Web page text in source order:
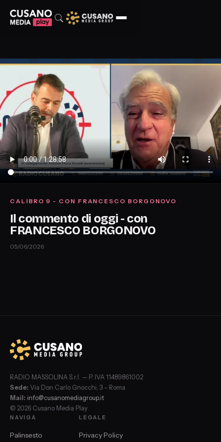
CALIBRO 9 - CON FRANCESCO BORGONOVO
Il commento di oggi - con
FRANCESCO BORGONOVO
05/06/2026
RADIO MASSOLINA S.r.l. — P. IVA 11489861002
Sede: Via Don Carlo Gnocchi, 3 – Roma
Mail: info@cusanomediagroup.it
© 2026 Cusano Media Play
NAVIGA
Palinsesto
LEGALE
Privacy Policy